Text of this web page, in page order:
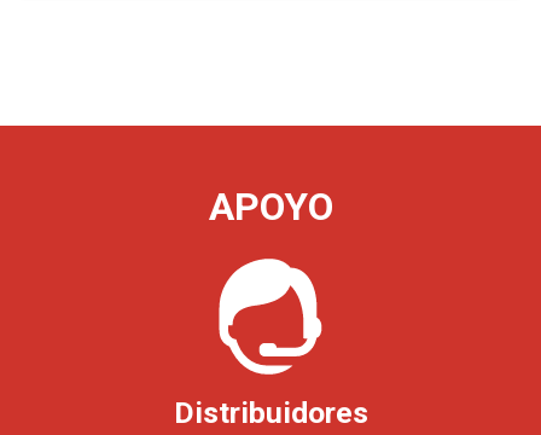
APOYO
Distribuidores